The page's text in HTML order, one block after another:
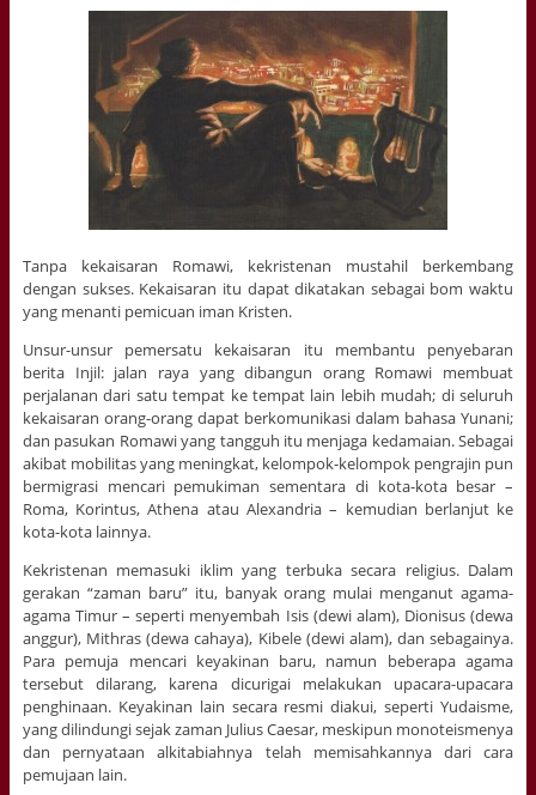
Tanpa kekaisaran Romawi, kekristenan mustahil berkembang
dengan sukses. Kekaisaran itu dapat dikatakan sebagai bom waktu
yang menanti pemicuan iman Kristen.
Unsur-unsur pemersatu kekaisaran itu membantu penyebaran
berita Injil: jalan raya yang dibangun orang Romawi membuat
perjalanan dari satu tempat ke tempat lain lebih mudah; di seluruh
kekaisaran orang-orang dapat berkomunikasi dalam bahasa Yunani;
dan pasukan Romawi yang tangguh itu menjaga kedamaian. Sebagai
akibat mobilitas yang meningkat, kelompok-kelompok pengrajin pun
bermigrasi mencari pemukiman sementara di kota-kota besar –
Roma, Korintus, Athena atau Alexandria – kemudian berlanjut ke
kota-kota lainnya.
Kekristenan memasuki iklim yang terbuka secara religius. Dalam
gerakan “zaman baru” itu, banyak orang mulai menganut agama-
agama Timur – seperti menyembah Isis (dewi alam), Dionisus (dewa
anggur), Mithras (dewa cahaya), Kibele (dewi alam), dan sebagainya.
Para pemuja mencari keyakinan baru, namun beberapa agama
tersebut dilarang, karena dicurigai melakukan upacara-upacara
penghinaan. Keyakinan lain secara resmi diakui, seperti Yudaisme,
yang dilindungi sejak zaman Julius Caesar, meskipun monoteismenya
dan pernyataan alkitabiahnya telah memisahkannya dari cara
pemujaan lain.